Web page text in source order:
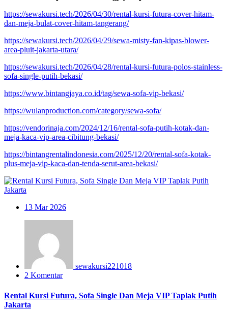
https://sewakursi.tech/2026/04/30/rental-kursi-futura-cover-hitam-
dan-meja-bulat-cover-hitam-tangerang/
https://sewakursi.tech/2026/04/29/sewa-misty-fan-kipas-blower-
area-pluit-jakarta-utara/
https://sewakursi.tech/2026/04/28/rental-kursi-futura-polos-stainless-
sofa-single-putih-bekasi/
https://www.bintangjaya.co.id/tag/sewa-sofa-vip-bekasi/
https://wulanproduction.com/category/sewa-sofa/
https://vendorinaja.com/2024/12/16/rental-sofa-putih-kotak-dan-
meja-kaca-vip-area-cibitung-bekasi/
https://bintangrentalindonesia.com/2025/12/20/rental-sofa-kotak-
plus-meja-vip-kaca-dan-tenda-serut-area-bekasi/
13 Mar 2026
sewakursi221018
2 Komentar
Rental Kursi Futura, Sofa Single Dan Meja VIP Taplak Putih
Jakarta